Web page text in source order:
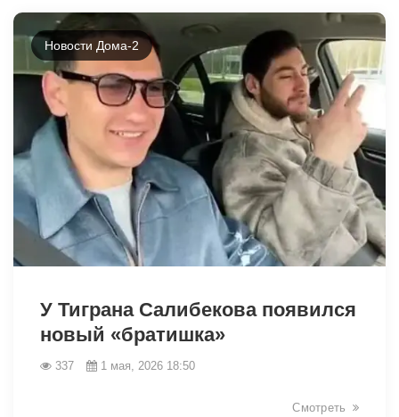
Новости Дома-2
У Тиграна Салибекова появился
новый «братишка»
337 1 мая, 2026 18:50
Смотреть